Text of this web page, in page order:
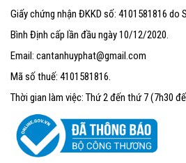
Giấy chứng nhận ĐKKD số: 4101581816 do
Bình Định cấp lần đầu ngày 10/12/2020.
Email: cantanhuyphat@gmail.com
Mã số thuế: 4101581816.
Thời gian làm việc: Thứ 2 đến thứ 7 (7h30